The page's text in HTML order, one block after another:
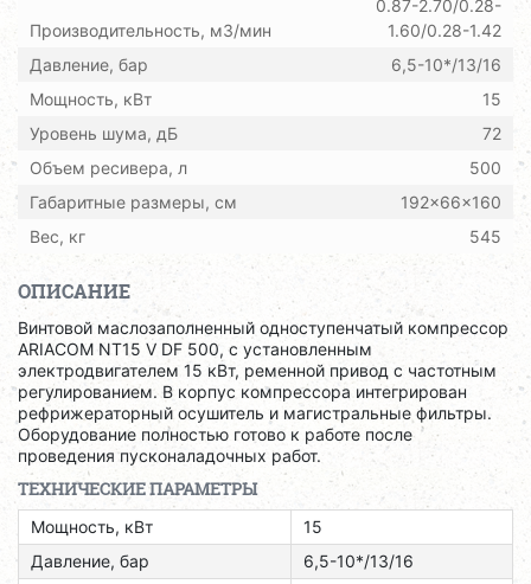
Производительность, м3/мин
0.87-2.70/0.28-
1.60/0.28-1.42
Давление, бар
6,5-10*/13/16
Мощность, кВт
15
Уровень шума, дБ
72
Объем ресивера, л
500
Габаритные размеры, см
192x66x160
Вес, кг
545
ОПИСАНИЕ
Винтовой маслозаполненный одноступенчатый компрессор
ARIACOM NT15 V DF 500, с установленным
электродвигателем 15 кВт, ременной привод с частотным
регулированием. В корпус компрессора интегрирован
рефрижераторный осушитель и магистральные фильтры.
Оборудование полностью готово к работе после
проведения пусконаладочных работ.
ТЕХНИЧЕСКИЕ ПАРАМЕТРЫ
Мощность, кВт
15
Давление, бар
6,5-10*/13/16